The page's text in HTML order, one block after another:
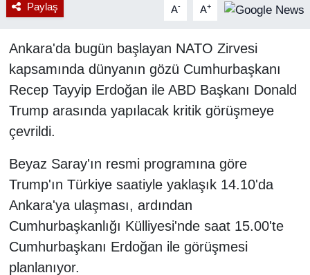
Paylaş A- A+
Ankara'da bugün başlayan NATO Zirvesi
kapsamında dünyanın gözü Cumhurbaşkanı
Recep Tayyip Erdoğan ile ABD Başkanı Donald
Trump arasında yapılacak kritik görüşmeye
çevrildi.
Beyaz Saray'ın resmi programına göre
Trump'ın Türkiye saatiyle yaklaşık 14.10'da
Ankara'ya ulaşması, ardından
Cumhurbaşkanlığı Külliyesi'nde saat 15.00'te
Cumhurbaşkanı Erdoğan ile görüşmesi
planlanıyor.